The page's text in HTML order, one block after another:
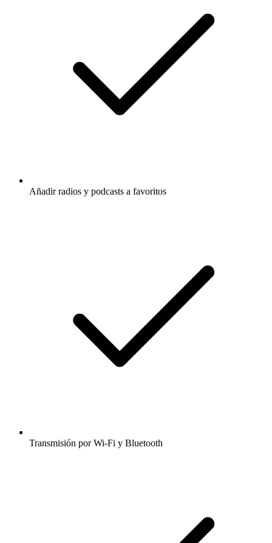
Añadir radios y podcasts a favoritos
Transmisión por Wi-Fi y Bluetooth